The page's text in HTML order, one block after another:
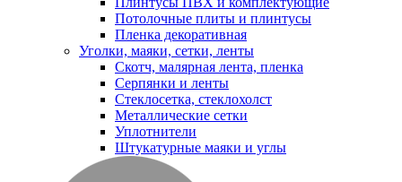
Потолочные плиты и плинтусы
Пленка декоративная
Уголки, маяки, сетки, ленты
Скотч, малярная лента, пленка
Серпянки и ленты
Стеклосетка, стеклохолст
Металлические сетки
Уплотнители
Штукатурные маяки и углы